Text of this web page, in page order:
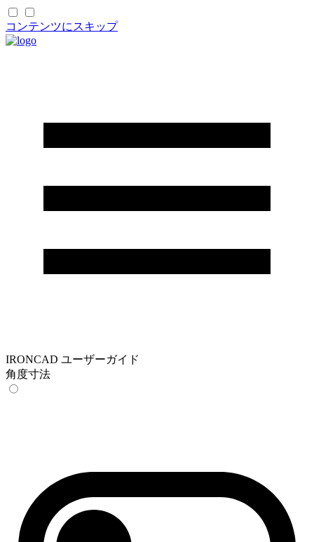
コンテンツにスキップ
IRONCAD ユーザーガイド
角度寸法